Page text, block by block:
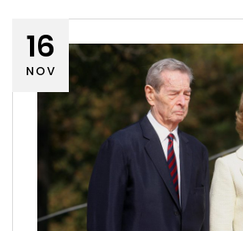
16
NOV